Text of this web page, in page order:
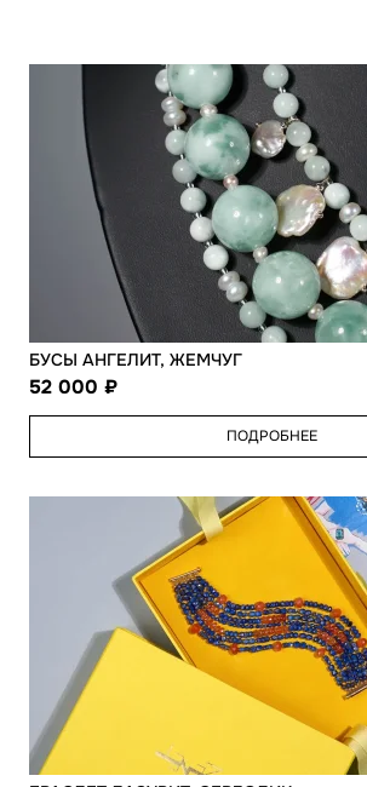
БУСЫ АНГЕЛИТ, ЖЕМЧУГ
52 000
ПОДРОБНЕЕ